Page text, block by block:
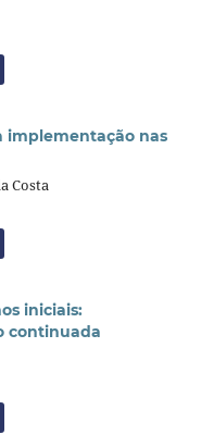
implementação nas
Costa
iniciais:
continuada